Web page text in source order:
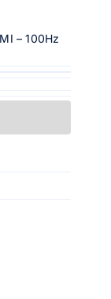
– 100Hz